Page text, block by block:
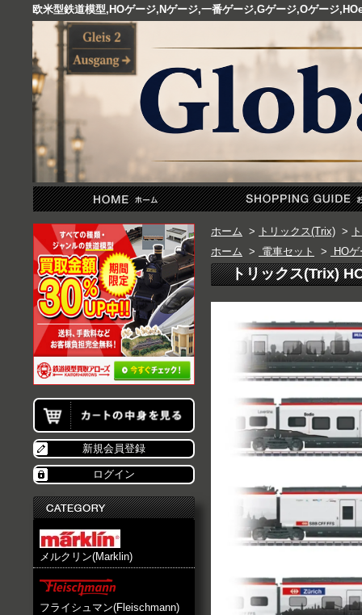
欧米型鉄道模型,HOゲージ,Nゲージ,一番ゲージ,Gゲージ,Oゲージ
新規会員登録
ログイン
メルクリン(Marklin)
フライシュマン(Fleischmann)
ホーム > トリックス(Trix) >
ホーム > 電車セット > HO
トリックス(Trix)